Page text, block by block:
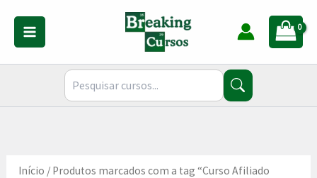
conteúdo
Início / Produtos marcados com a tag “Curso Afiliado